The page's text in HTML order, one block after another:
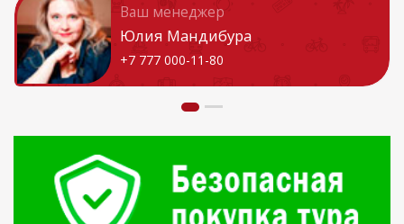
Ваш менеджер
Юлия Мандибура
+7 777 000-11-80